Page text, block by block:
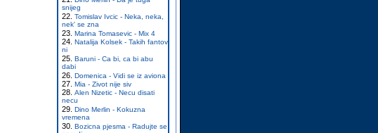
snijeg
Tomislav Ivcic - Neka, neka,
nek' se zna
Marina Tomasevic - Mix 4
Natalija Kolsek - Takih fantov
ni
Baruni - Ca bi, ca bi abu
dabi
Domenica - Vidi se iz aviona
Mia - Zivot nije siv
Alen Nizetic - Necu disati
necu
Dino Merlin - Kokuzna
vremena
Bozicna pjesma - Radujte se